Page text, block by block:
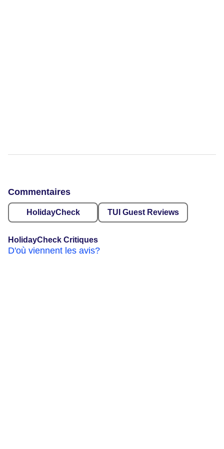
Commentaires
HolidayCheck TUI Guest Reviews
HolidayCheck Critiques
D'où viennent les avis?